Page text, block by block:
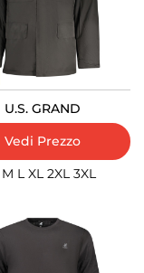
U.S. GRAND
Vedi Prezzo
M L XL 2XL 3XL